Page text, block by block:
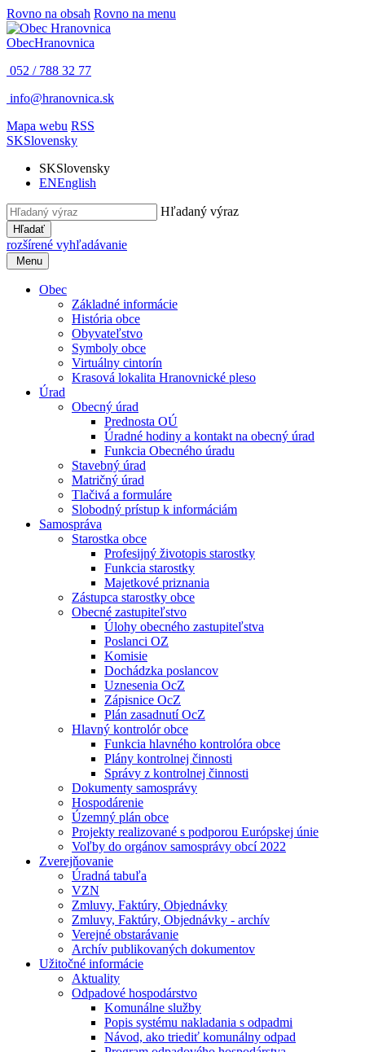
Rovno na obsah Rovno na menu
ObecHranovnica
052 / 788 32 77
info@hranovnica.sk
Mapa webu RSS
SKSlovensky
SKSlovensky
ENEnglish
Hľadaný výraz
Hľadať
rozšírené vyhľadávanie
Menu
Obec
Základné informácie
História obce
Obyvateľstvo
Symboly obce
Virtuálny cintorín
Krasová lokalita Hranovnické pleso
Úrad
Obecný úrad
Prednosta OÚ
Úradné hodiny a kontakt na obecný úrad
Funkcia Obecného úradu
Stavebný úrad
Matričný úrad
Tlačivá a formuláre
Slobodný prístup k informáciám
Samospráva
Starostka obce
Profesijný životopis starostky
Funkcia starostky
Majetkové priznania
Zástupca starostky obce
Obecné zastupiteľstvo
Úlohy obecného zastupiteľstva
Poslanci OZ
Komisie
Dochádzka poslancov
Uznesenia OcZ
Zápisnice OcZ
Plán zasadnutí OcZ
Hlavný kontrolór obce
Funkcia hlavného kontrolóra obce
Plány kontrolnej činnosti
Správy z kontrolnej činnosti
Dokumenty samosprávy
Hospodárenie
Územný plán obce
Projekty realizované s podporou Európskej únie
Voľby do orgánov samosprávy obcí 2022
Zverejňovanie
Úradná tabuľa
VZN
Zmluvy, Faktúry, Objednávky
Zmluvy, Faktúry, Objednávky - archív
Verejné obstarávanie
Archív publikovaných dokumentov
Užitočné informácie
Aktuality
Odpadové hospodárstvo
Komunálne služby
Popis systému nakladania s odpadmi
Návod, ako triediť komunálny odpad